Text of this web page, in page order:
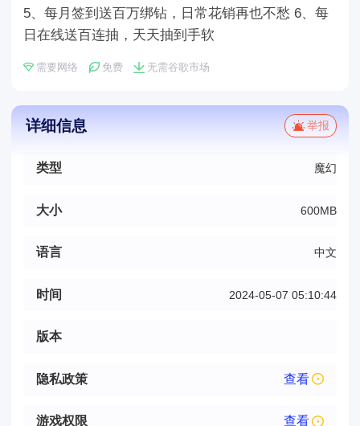
5、每月签到送百万绑钻，日常花销再也不愁 6、每
日在线送百连抽，天天抽到手软
需要网络 免费 无需谷歌市场
详细信息 举报
类型 魔幻
大小 600MB
语言 中文
时间 2024-05-07 05:10:44
版本
隐私政策 查看
游戏权限 查看